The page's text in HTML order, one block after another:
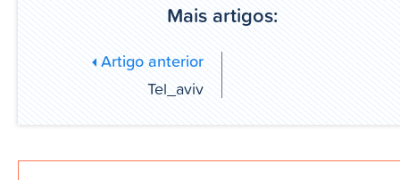
Mais artigos:
Artigo anterior
Tel_aviv